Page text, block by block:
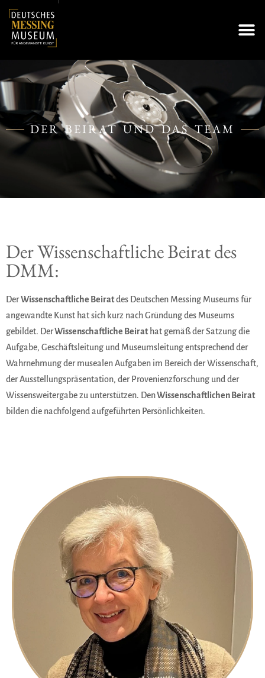
DER BEIRAT UND DAS TEAM
Der Wissenschaftliche Beirat des
DMM:
DerWissenschaftliche Beiratdes Deutschen Messing Museums für
angewandte Kunst hat sich kurz nach Gründung des Museums
gebildet. DerWissenschaftliche Beirathat gemäß der Satzung die
Aufgabe, Geschäftsleitung und Museumsleitung entsprechend der
Wahrnehmung der musealen Aufgaben im Bereich der Wissenschaft,
der Ausstellungspräsentation, der Provenienzforschung und der
Wissensweitergabe zu unterstützen. DenWissenschaftlichen Beirat
bilden die nachfolgend aufgeführten Persönlichkeiten.